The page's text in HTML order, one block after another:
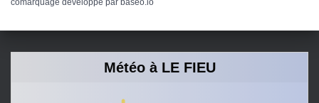
Météo à LE FIEU